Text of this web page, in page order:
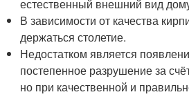
естественный внешний вид
В зависимости от качества
держаться столетие.
Недостатком является
постепенное разрушение за
но при качественной и